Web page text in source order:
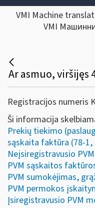
VMI Machine
VMI
Registracijos numeris
Ši informacija
Prekių tiekimo
sąskaita faktūra (78-1,
Neįsiregistravusio
PVM sąskaitos
PVM sumokėjimas,
PVM permokos
Įsiregistravusio PVM